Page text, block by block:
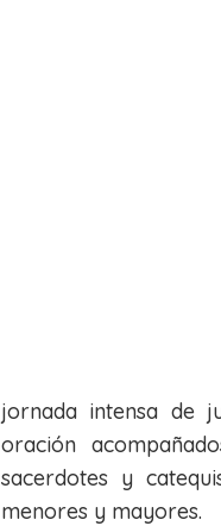
jornada intensa de
oración
sacerdotes y
menores y mayores.